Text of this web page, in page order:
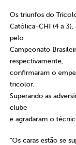
Os triunfos do
Católica-CHI (4 a 3),
pelo
Campeonato
respectivamente,
confirmaram o
tricolor.
Superando as
clube
e agradaram o
“Os caras estão se